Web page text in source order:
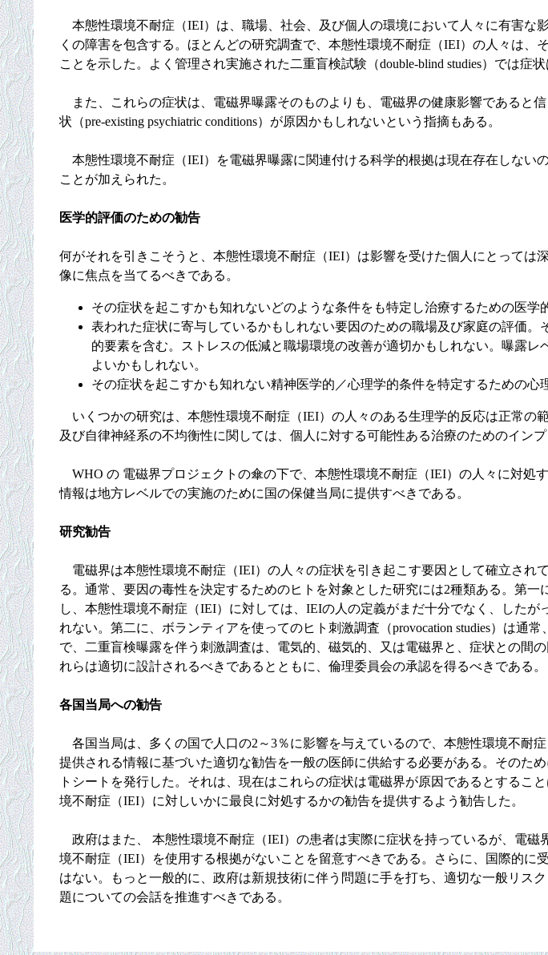
本態性環境不耐症（IEI）は、職場、社会、及び個人の環境において人々に有害な
くの障害を包含する。ほとんどの研究調査で、本態性環境不耐症（IEI）の人々は
ことを示した。よく管理され実施された二重盲検試験（double-blind studies）では症
また、これらの症状は、電磁界曝露そのものよりも、電磁界の健康影響であると
状（pre-existing psychiatric conditions）が原因かもしれないという指摘もある。
本態性環境不耐症（IEI）を電磁界曝露に関連付ける科学的根拠は現在存在しない
ことが加えられた。
医学的評価のための勧告
何がそれを引きこそうと、本態性環境不耐症（IEI）は影響を受けた個人にとって
像に焦点を当てるべきである。
その症状を起こすかも知れないどのような条件をも特定し治療するための医学
表われた症状に寄与しているかもしれない要因のための職場及び家庭の評価
的要素を含む。ストレスの低減と職場環境の改善が適切かもしれない。曝露
よいかもしれない。
その症状を起こすかも知れない精神医学的／心理学的条件を特定するための心
いくつかの研究は、本態性環境不耐症（IEI）の人々のある生理学的反応は正常の
及び自律神経系の不均衡性に関しては、個人に対する可能性ある治療のためのイン
WHO の 電磁界プロジェクトの傘の下で、本態性環境不耐症（IEI）の人々に対処
情報は地方レベルでの実施のために国の保健当局に提供すべきである。
研究勧告
電磁界は本態性環境不耐症（IEI）の人々の症状を引き起こす要因として確立され
る。通常、要因の毒性を決定するためのヒトを対象とした研究には2種類ある。第
し、本態性環境不耐症（IEI）に対しては、IEIの人の定義がまだ十分でなく、した
れない。第二に、ボランティアを使ってのヒト刺激調査（provocation studies）は通
で、二重盲検曝露を伴う刺激調査は、電気的、磁気的、又は電磁界と、症状との間
れらは適切に設計されるべきであるとともに、倫理委員会の承認を得るべきである。
各国当局への勧告
各国当局は、多くの国で人口の2～3％に影響を与えているので、本態性環境不耐
提供される情報に基づいた適切な勧告を一般の医師に供給する必要がある。そのた
トシートを発行した。それは、現在はこれらの症状は電磁界が原因であるとする
境不耐症（IEI）に対しいかに最良に対処するかの勧告を提供するよう勧告した。
政府はまた、 本態性環境不耐症（IEI）の患者は実際に症状を持っているが、電
境不耐症（IEI）を使用する根拠がないことを留意すべきである。さらに、国際的
はない。もっと一般的に、政府は新規技術に伴う問題に手を打ち、適切な一般リス
題についての会話を推進すべきである。